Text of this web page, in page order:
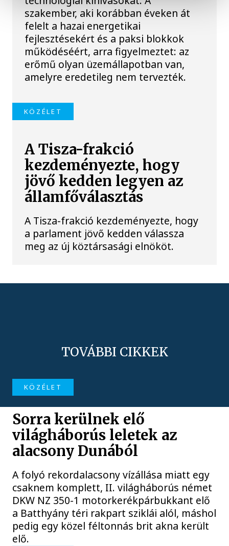
szakember, aki korábban éveken át
felelt a hazai energetikai
fejlesztésekért és a paksi blokkok
működéséért, arra figyelmeztet: az
erőmű olyan üzemállapotban van,
amelyre eredetileg nem tervezték.
KÖZÉLET
A Tisza-frakció
kezdeményezte, hogy
jövő kedden legyen az
államfőválasztás
A Tisza-frakció kezdeményezte, hogy
a parlament jövő kedden válassza
meg az új köztársasági elnököt.
TOVÁBBI CIKKEK
KÖZÉLET
Sorra kerülnek elő
világháborús leletek az
alacsony Dunából
A folyó rekordalacsony vízállása miatt egy
csaknem komplett, II. világháborús német
DKW NZ 350-1 motorkerékpárbukkant elő
a Batthyány téri rakpart sziklái alól, máshol
pedig egy közel féltonnás brit akna került
elő.